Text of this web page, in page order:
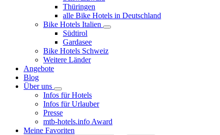
Thüringen
alle Bike Hotels in Deutschland
Bike Hotels Italien
Südtirol
Gardasee
Bike Hotels Schweiz
Weitere Länder
Angebote
Blog
Über uns
Infos für Hotels
Infos für Urlauber
Presse
mtb-hotels.info Award
Meine Favoriten